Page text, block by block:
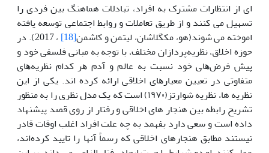
ای از انتظارات مشترک به افراد، تبادلات هماهنگ بین فردی را
تسهیل می کنند و از طریق تعاملات و روابط اجتماعی توسعه یافته
اموخته می شوند(هو، مکگلاشان، لیتمن و کاشمن[18]
، 2017). در
ﺣﻮزه اﺧﻼق، ﻧﻈﺮﯾﻪﭘﺮدازان مختلف، ﺑﺎ ﺗﻮﺟﻪ ﺑﻪ ﻣﺒﺎﻧﯽ ﻓﻠﺴﻔﯽ ﺧﻮد و
ﭘﯿﺶ ﻓﺮضﻫﺎﯽ خود ﻧﺴﺒﺖ ﺑﻪ ﻋﺎﻟﻢ و آدم ﻫﺮ ﮐﺪام ﻧﻈﺮﯾﻪﻫﺎی
ﻣﺘﻔﺎوﺗﯽ در ﺗﻌﯿﯿﻦ ﻣﻌﯿﺎرﻫﺎی اﺧﻼﻗﯽ اراﺋﻪ ﮐﺮده اند. یکی از این
نظریه ها، نظریه شوارتز(۱۹۷۰) است که یک مدل نظری را به منظور
تشریح رابطه بین هنجار های اخلاقی و رفتار از روی قصد پیشنهاد
داده است و سعی دارد بفهمد به چه علت افراد اغلب اوقات قادر
نیستند مطابق هنجارهای اخلاقی که رسماً آنها را تایید کرده‌اند،